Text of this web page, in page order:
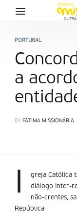
PORTUGAL
a
BY FÁTIMA MISSIONÁRIA
I
greja Católica
diálogo inter-
não-crentes,
República